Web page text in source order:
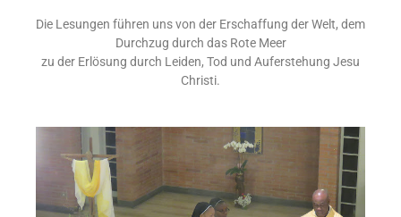
Die Lesungen führen uns von der Erschaffung der Welt, dem
Durchzug durch das Rote Meer
zu der Erlösung durch Leiden, Tod und Auferstehung Jesu
Christi.